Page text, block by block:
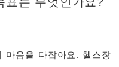
마음을 다잡아요. 헬스장